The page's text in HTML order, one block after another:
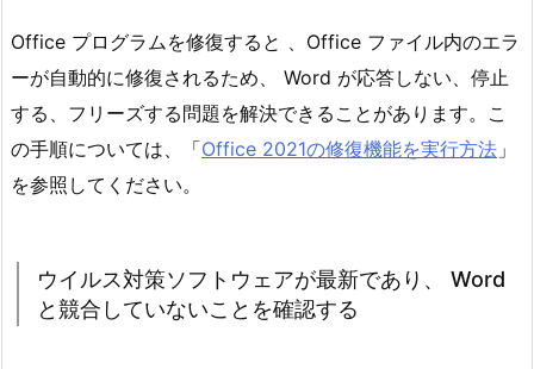
Office プログラムを修復すると 、Office ファイル内のエラ
ーが自動的に修復されるため、 Word が応答しない、停止
する、フリーズする問題を解決できることがあります。こ
の手順については、「Office 2021の修復機能を実行方法 」
を参照してください。
ウイルス対策ソフトウェアが最新であり、 Word
と競合していないことを確認する